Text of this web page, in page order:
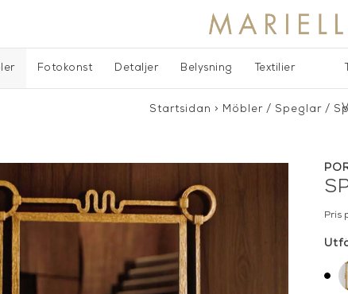
Fotokonst Detaljer Belysning Textilier
Startsidan > Möbler / Speglar /
Pris